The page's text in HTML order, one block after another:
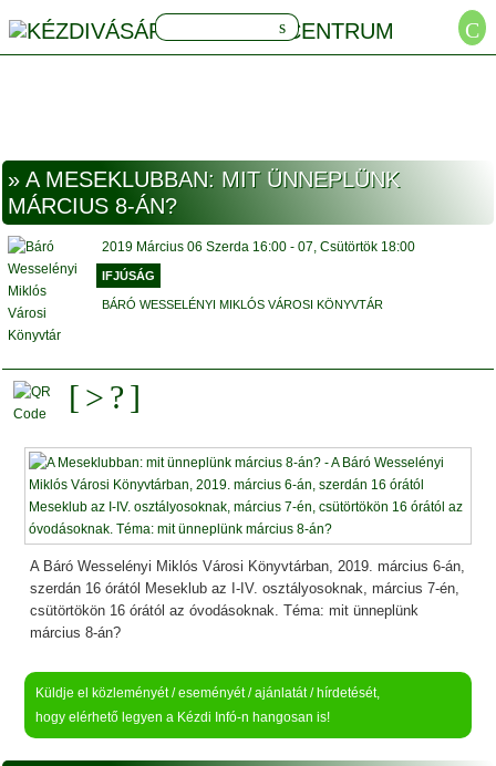
» A MESEKLUBBAN: MIT ÜNNEPLÜNK
MÁRCIUS 8-ÁN?
2019 Március 06 Szerda 16:00 - 07, Csütörtök 18:00
IFJÚSÁG
BÁRÓ WESSELÉNYI MIKLÓS VÁROSI KÖNYVTÁR
A Báró Wesselényi Miklós Városi Könyvtárban, 2019. március 6-án,
szerdán 16 órától Meseklub az I-IV. osztályosoknak, március 7-én,
csütörtökön 16 órától az óvodásoknak. Téma: mit ünneplünk
március 8-án?
Küldje el közleményét / eseményét / ajánlatát / hírdetését,
hogy elérhető legyen a Kézdi Infó-n hangosan is!